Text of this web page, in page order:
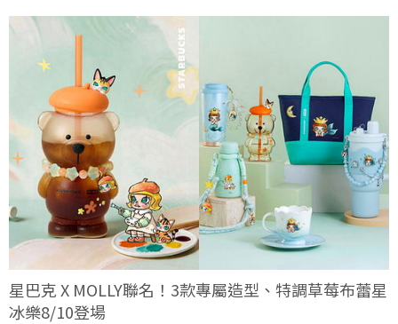
星巴克 X MOLLY聯名！3款專屬造型、特調草莓布蕾星
冰樂8/10登場